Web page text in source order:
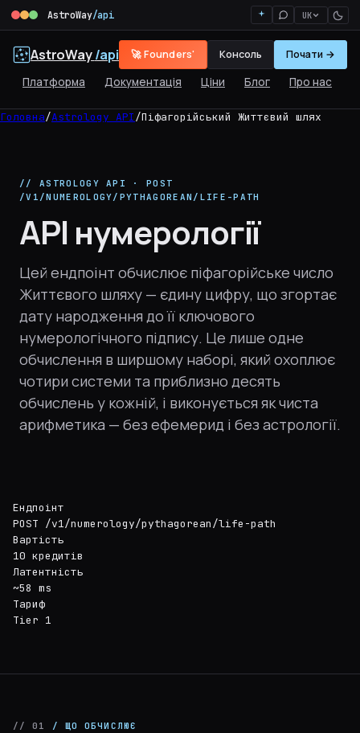
AstroWay/api UK
AstroWay/api
Платформа Документація Ціни Блог Про нас
🚀 Founders' Консоль Почати →
Головна/Astrology API/Піфагорійський Життєвий шлях
// ASTROLOGY API · POST
/V1/NUMEROLOGY/PYTHAGOREAN/LIFE-PATH
API нумерології
Цей ендпоінт обчислює піфагорійське число
Життєвого шляху — єдину цифру, що згортає
дату народження до її ключового
нумерологічного підпису. Це лише одне
обчислення в ширшому наборі, який охоплює
чотири системи та приблизно десять
обчислень у кожній, і виконується як чиста
арифметика — без ефемерид і без астрології.
Ендпоінт
POST /v1/numerology/pythagorean/life-path
Вартість
10 кредитів
Латентність
~58 ms
Тариф
Tier 1
// 01 / ЩО ОБЧИСЛЮЄ